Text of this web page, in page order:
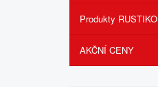
Produkty RUSTIKO
AKČNÍ CENY